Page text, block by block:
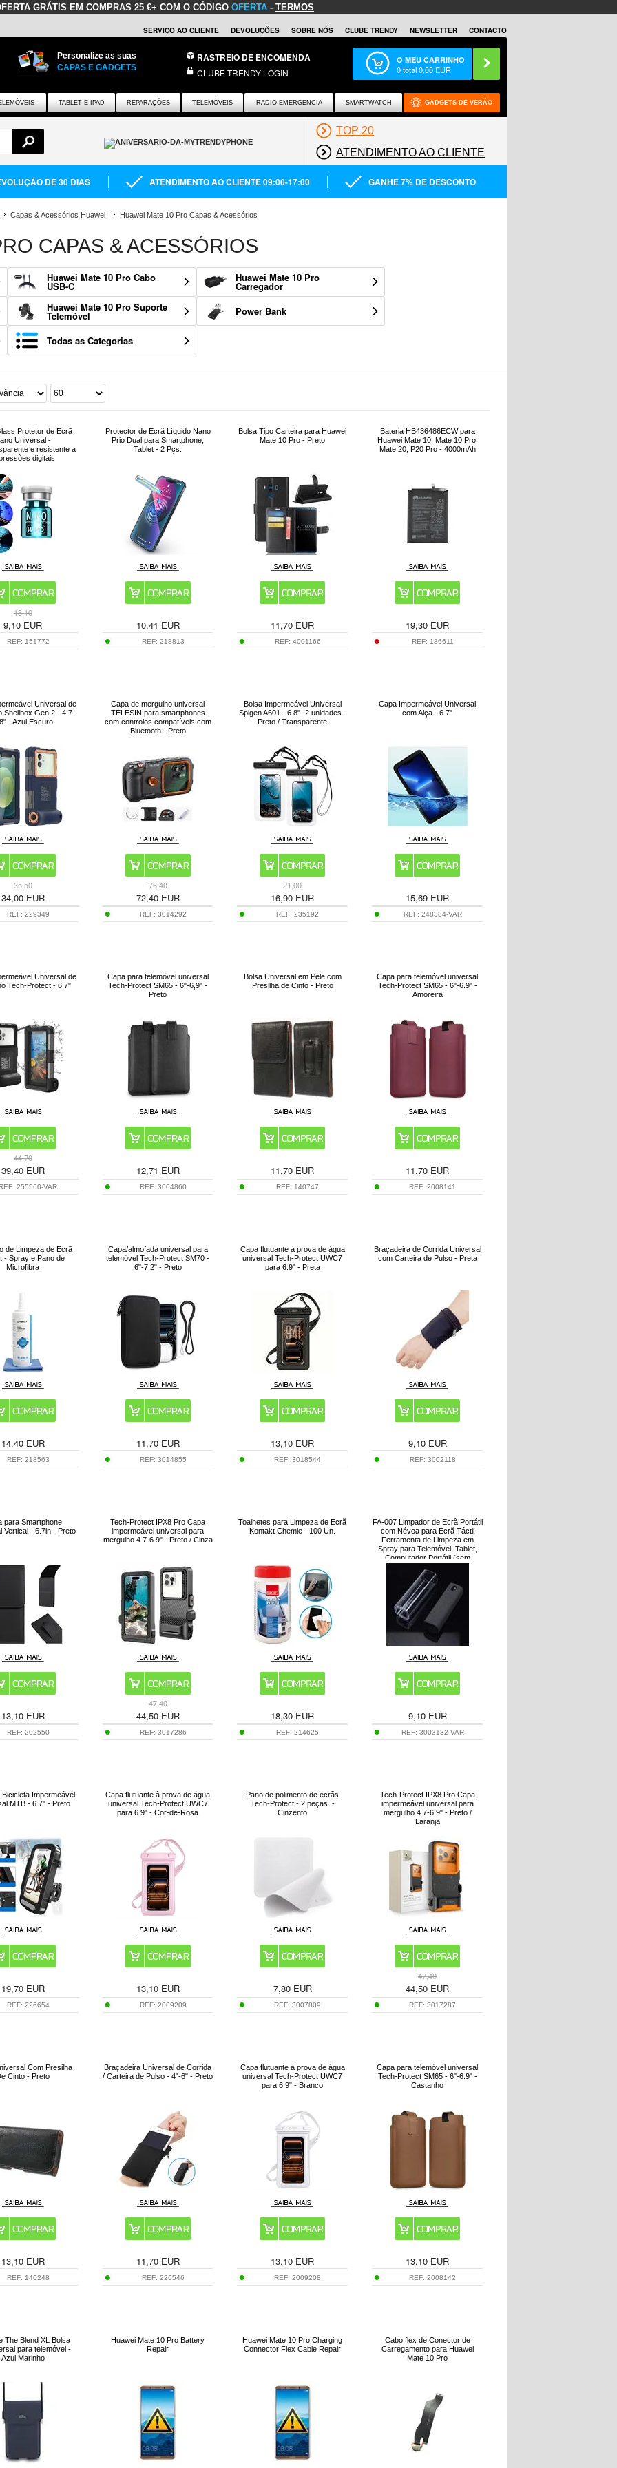
GRÁTIS EM COMPRAS 25 €+ COM O CÓDIGO OFERTA - TERMOS
SERVIÇO AO CLIENTE DEVOLUÇÕES SOBRE NÓS CLUBE TRENDY NEWSLETTER CONTACTO
Personalize as suas
CAPAS E GADGETS
RASTREIO DE ENCOMENDA
CLUBE TRENDY LOGIN
O MEU CARRINHO
0total0,00 EUR
TABLET E IPAD REPARAÇÕES TELEMÓVEIS RADIO EMERGENCIA SMARTWATCH GADGETS DE VERÃO
TOP 20
ATENDIMENTO AO CLIENTE
DE 30 DIAS ATENDIMENTO AO CLIENTE 09:00-17:00 GANHE 7% DE DESCONTO
Capas & Acessórios Huawei Huawei Mate 10 Pro Capas & Acessórios
CAPAS & ACESSÓRIOS
Huawei Mate 10 Pro Cabo
USB-C
Huawei Mate 10 Pro
Carregador
Huawei Mate 10 Pro Suporte
Telemóvel Power Bank
Todas as Categorias
Protetor de Ecrã
Universal -
e resistente a
digitais
13,10
9,10 EUR
REF: 151772
Protector de Ecrã Líquido Nano
Prio Dual para Smartphone,
Tablet - 2 Pçs.
10,41 EUR
REF: 218813
Bolsa Tipo Carteira para Huawei
Mate 10 Pro - Preto
11,70 EUR
REF: 4001166
Bateria HB436486ECW para
Huawei Mate 10, Mate 10 Pro,
Mate 20, P20 Pro - 4000mAh
19,30 EUR
REF: 186611
Universal de
Shellbox Gen.2 - 4.7-
- Azul Escuro
35,50
34,00EUR
REF: 229349
Capa de mergulho universal
TELESIN para smartphones
com controlos compatíveis com
Bluetooth - Preto
76,40
72,40EUR
REF: 3014292
Bolsa Impermeável Universal
Spigen A601 - 6.8"- 2 unidades -
Preto / Transparente
21,00
16,90 EUR
REF:235192
Capa Impermeável Universal
com Alça - 6.7"
15,69 EUR
REF: 248384-VAR
Universal de
Tech-Protect - 6,7"
44,70
39,40EUR
255560-VAR
Capa para telemóvel universal
Tech-Protect SM65 - 6"-6,9" -
Preto
12,71 EUR
REF: 3004860
Bolsa Universal em Pele com
Presilha de Cinto - Preto
11,70 EUR
REF: 140747
Capa para telemóvel universal
Tech-Protect SM65 - 6"-6.9" -
Amoreira
11,70 EUR
REF:2008141
de Limpeza de Ecrã
- Spray e Pano de
Microfibra
14,40EUR
REF: 218563
Capa/almofada universal para
telemóvel Tech-Protect SM70 -
6"-7.2" - Preto
11,70EUR
REF: 3014855
Capa flutuante à prova de água
universal Tech-Protect UWC7
para 6.9" - Preta
13,10 EUR
REF:3018544
Braçadeira de Corrida Universal
com Carteira de Pulso - Preta
9,10EUR
REF: 3002118
para Smartphone
Vertical - 6.7in - Preto
13,10EUR
REF: 202550
Tech-Protect IPX8 Pro Capa
impermeável universal para
mergulho 4.7-6.9" - Preto / Cinza
47,40
44,50EUR
REF: 3017286
Toalhetes para Limpeza de Ecrã
Kontakt Chemie - 100 Un.
18,30 EUR
REF:214625
FA-007 Limpador de Ecrã Portátil
com Névoa para Ecrã Táctil
Ferramenta de Limpeza em
Spray para Telemóvel, Tablet,
Computador Portátil (sem
9,10EUR
REF: 3003132-VAR
Bicicleta Impermeável
MTB - 6.7" - Preto
19,70EUR
REF: 226654
Capa flutuante à prova de água
universal Tech-Protect UWC7
para 6.9" - Cor-de-Rosa
13,10EUR
REF: 2009209
Pano de polimento de ecrãs
Tech-Protect - 2 peças. -
Cinzento
7,80EUR
REF:3007809
Tech-Protect IPX8 Pro Capa
impermeável universal para
mergulho 4.7-6.9" - Preto /
Laranja
47,40
44,50 EUR
REF:3017287
Com Presilha
Cinto - Preto
13,10EUR
REF: 140248
Braçadeira Universal de Corrida
/ Carteira de Pulso - 4"-6" - Preto
11,70EUR
REF: 226546
Capa flutuante à prova de água
universal Tech-Protect UWC7
para 6.9" - Branco
13,10 EUR
REF:2009208
Capa para telemóvel universal
Tech-Protect SM65 - 6"-6.9" -
Castanho
13,10 EUR
REF:2008142
The Blend XL Bolsa
para telemóvel -
Azul Marinho
Huawei Mate 10 Pro Battery
Repair
Huawei Mate 10 Pro Charging
Connector Flex Cable Repair
Cabo flex de Conector de
Carregamento para Huawei
Mate 10 Pro